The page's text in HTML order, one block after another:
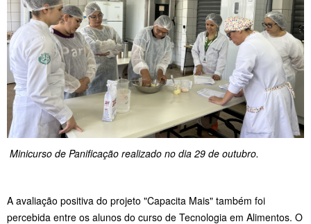
Minicurso de Panificação realizado no dia 29 de outubro.
A avaliação positiva do projeto "Capacita Mais" também foi
percebida entre os alunos do curso de Tecnologia em Alimentos. O